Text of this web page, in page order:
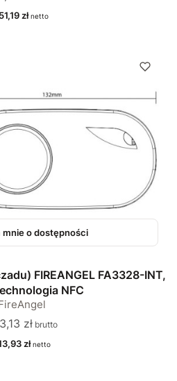
zł
mnie o dostępności
FIREANGEL FA3328-INT,
NFC
zł
zł